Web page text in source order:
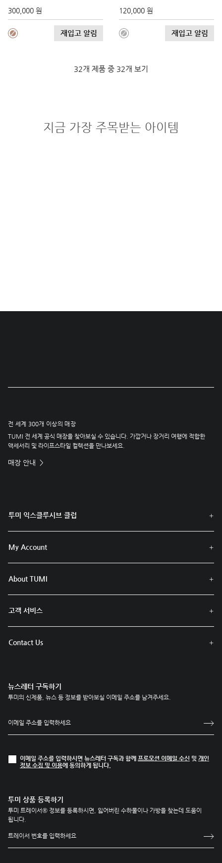
300,000 원
재입고 알림
120,000 원
재입고 알림
32개 제품 중 32개 보기
지금 가장 주목받는 아이템
전 세계 300개 이상의 매장
TUMI 전 세계 공식 매장을 찾아보실 수 있습니다. 가깝거나 장거리 여행에 적합한
액세서리 및 라이프스타일 컬렉션을 만나보세요.
매장 안내
투미 익스클루시브 클럽
My Account
About TUMI
고객 서비스
Contact Us
뉴스레터 구독하기
투미의 신제품, 뉴스 등 정보를 받아보실 이메일 주소를 남겨주세요.
이메일 주소를 입력하시면 뉴스레터 구독과 함께 프로모션 이메일 수신 및 개인
정보 수집 및 이용에 동의하게 됩니다.
투미 상품 등록하기
투미 트레이서® 정보를 등록하시면, 잃어버린 수하물이나 가방을 찾는데 도움이
됩니다.